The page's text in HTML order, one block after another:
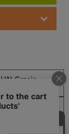
Grasis
PLUS